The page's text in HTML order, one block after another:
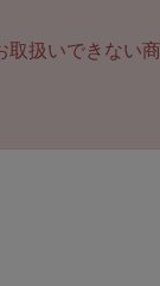
扱いできない商